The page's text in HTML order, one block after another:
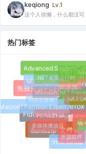
keqiong Lv.1
这个人很懒，什么都没写
热门标签
Win11低内
免费开源PDF阅读器
Fiddler破解版
WinASAR文件管
强大的
迅
Advanced
MX Player
Macrorit Partition Expert
Bandizip
Inno Setup
IObit
.NET桌面运行时
AI弄丢饭碗
多媒体播放器
开源软件
调
.NET
Microsoft .NET
PDF-XChange Editor